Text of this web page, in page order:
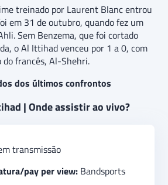
treinado por Laurent Blanc entrou
em 31 de outubro, quando fez um
Sem Benzema, que foi cortado
o Al Ittihad venceu por 1 a 0, com
francês, Al-Shehri.
dos últimos confrontos
| Onde assistir ao vivo?
transmissão
pay per view: Bandsports